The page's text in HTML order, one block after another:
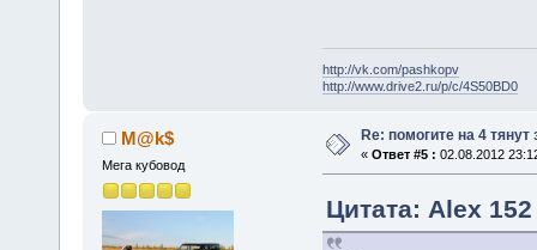
http://vk.com/pashkopv
http://www.drive2.ru/p/c/4S50BD0
M@k$
Мега кубовод
Re: помогите на 4 тянут
« Ответ #5 : 02.08.2012
Цитата: Alex